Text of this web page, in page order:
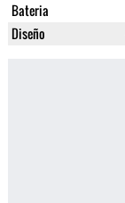
Bateria
Diseño